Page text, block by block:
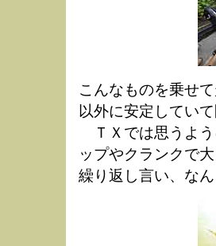
こんなものを乗せ
以外に安定してい
ＴＸでは思うよう
ップやクランクで
繰り返し言い、な